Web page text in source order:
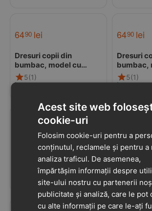
6490 lei
Dresuri copii din
bumbac, model cu
dungi, vernil, Condor
5(1)
6490 lei
Dresuri
bumbac,
dungi,
5(1)
lei
Dresuri copii din
bumbac, model cu
dungi, bordeaux,
Condor
ÎN STOC
Dresuri
bumbac,
dungi,
Condor
5(1)
ÎN STOC
Acest site web
cookie-uri
Folosim cookie-uri pentru a
conținutul, reclamele și pentru a
analiza traficul. De asemenea,
împărtășim informații despre
site-ului nostru cu partenerii
publicitate și analiză, care le pot
cu alte informații pe care le-ați